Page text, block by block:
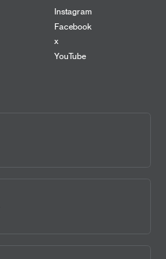
Instagram
Facebook
x
YouTube